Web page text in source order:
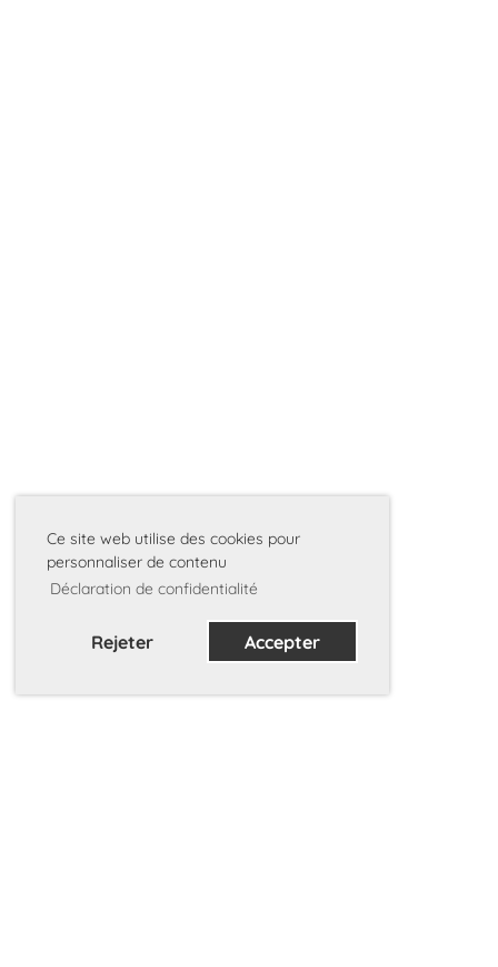
Ce site web utilise des cookies pour
personnaliser de contenu
Déclaration de confidentialité
Rejeter Accepter